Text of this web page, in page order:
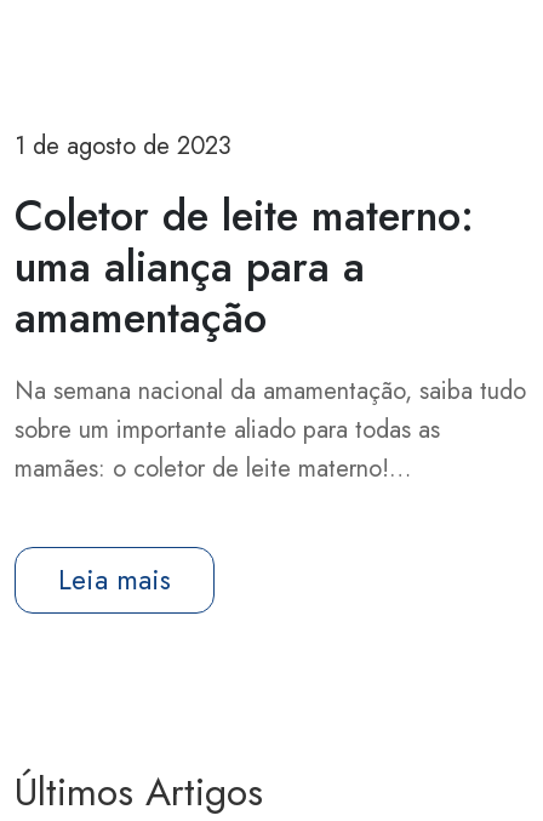
1 de agosto de 2023
Coletor de leite materno:
uma aliança para a
amamentação
Na semana nacional da amamentação, saiba tudo
sobre um importante aliado para todas as
mamães: o coletor de leite materno!…
Leia mais
Últimos Artigos